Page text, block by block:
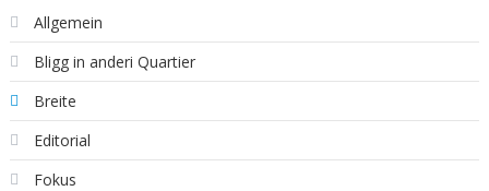
Allgemein
Bligg in anderi Quartier
Breite
Editorial
Fokus